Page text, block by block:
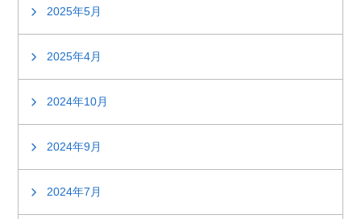
2025年5月
2025年4月
2024年10月
2024年9月
2024年7月